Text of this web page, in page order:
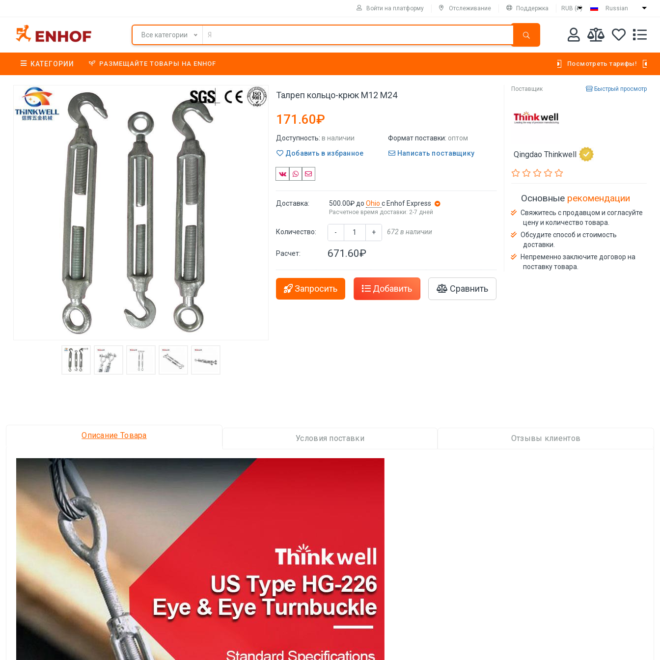
Войти на платформу Отслеживание Поддержка RUB (₽) Russian
Все категории
КАТЕГОРИИ РАЗМЕЩАЙТЕ ТОВАРЫ НА ENHOF Посмотреть тарифы!
Талреп кольцо-крюк M12 M24
171.60₽
Доступность: в наличии Формат поставки: оптом
Добавить в избранное
Написать поставщику
Доставка: 500.00₽ доOhioс Enhof Express
Расчетное время доставки: 2-7 дней
Количество: - + 672 в наличии
Расчет: 671.60₽
Запросить Добавить Сравнить
Поставщик Быстрый просмотр
Qingdao Thinkwell
Основные рекомендации
Свяжитесь с продавцом и согласуйте
цену и количество товара.
Обсудите способ и стоимость
доставки.
Непременно заключите договор на
поставку товара.
Описание Товара Условия поставки Отзывы клиентов